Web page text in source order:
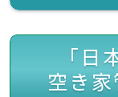
「日
空き